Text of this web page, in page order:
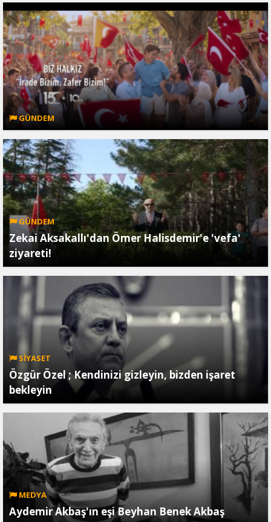
GÜNDEM
GÜNDEM
Zekai Aksakallı'dan Ömer Halisdemir'e 'vefa'
ziyareti!
SİYASET
Özgür Özel ; Kendinizi gizleyin, bizden işaret
bekleyin
MEDYA
Aydemir Akbaş'ın eşi Beyhan Benek Akbaş